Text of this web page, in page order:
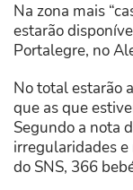
Na zona mais
estarão
Portalegre, no
No total estarão
que as que
Segundo a nota
irregularidades
do SNS, 366